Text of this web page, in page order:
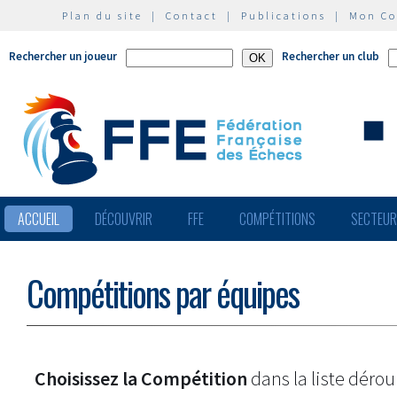
Plan du site | Contact | Publications | Mon
Rechercher un joueur Rechercher un club
ACCUEIL DÉCOUVRIR FFE COMPÉTITIONS
Compétitions par équipes
Choisissez la Compétition dans la liste